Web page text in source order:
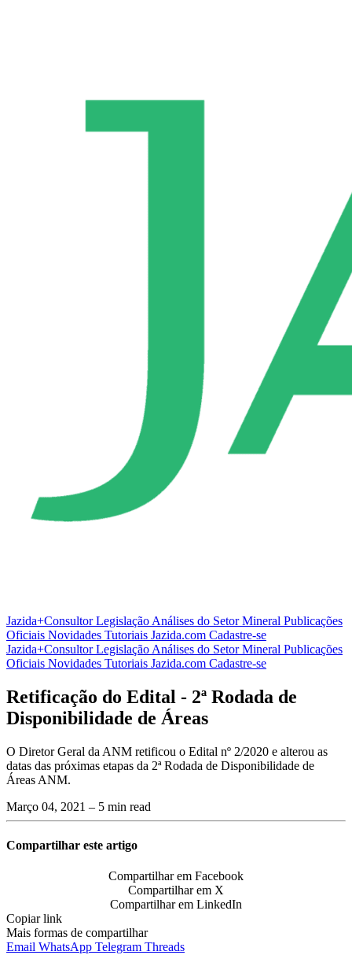
Jazida+ConsultorLegislação Análises do Setor Mineral Publicações
Oficiais Novidades Tutoriais Jazida.com Cadastre-se
Jazida+ConsultorLegislação Análises do Setor Mineral Publicações
Oficiais Novidades Tutoriais Jazida.com Cadastre-se
Retificação do Edital - 2ª Rodada de
Disponibilidade de Áreas
O Diretor Geral da ANM retificou o Edital nº 2/2020 e alterou as
datas das próximas etapas da 2ª Rodada de Disponibilidade de
Áreas ANM.
Março 04, 2021 – 5 min read
Compartilhar este artigo
Compartilhar em Facebook
Compartilhar em X
Compartilhar em LinkedIn
Copiar link
Mais formas de compartilhar
Email WhatsApp Telegram Threads